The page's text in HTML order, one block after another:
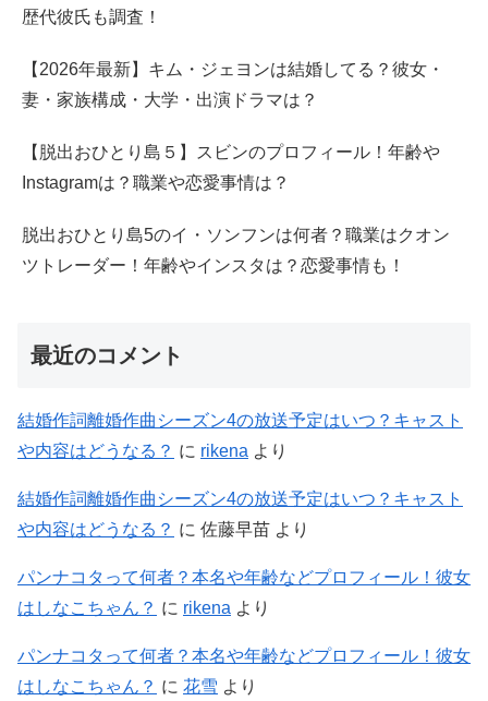
歴代彼氏も調査！
【2026年最新】キム・ジェヨンは結婚してる？彼女・
妻・家族構成・大学・出演ドラマは？
【脱出おひとり島５】スビンのプロフィール！年齢や
Instagramは？職業や恋愛事情は？
脱出おひとり島5のイ・ソンフンは何者？職業はクオン
ツトレーダー！年齢やインスタは？恋愛事情も！
最近のコメント
結婚作詞離婚作曲シーズン4の放送予定はいつ？キャスト
や内容はどうなる？ に rikena より
結婚作詞離婚作曲シーズン4の放送予定はいつ？キャスト
や内容はどうなる？ に 佐藤早苗 より
パンナコタって何者？本名や年齢などプロフィール！彼女
はしなこちゃん？ に rikena より
パンナコタって何者？本名や年齢などプロフィール！彼女
はしなこちゃん？ に 花雪 より